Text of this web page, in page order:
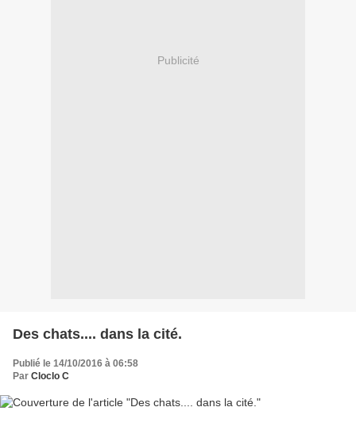
Publicité
Des chats.... dans la cité.
Publié le 14/10/2016 à 06:58
Par Cloclo C